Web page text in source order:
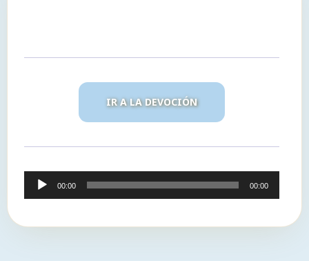
IR A LA DEVOCIÓN
Reproductor
de
00:00 00:00